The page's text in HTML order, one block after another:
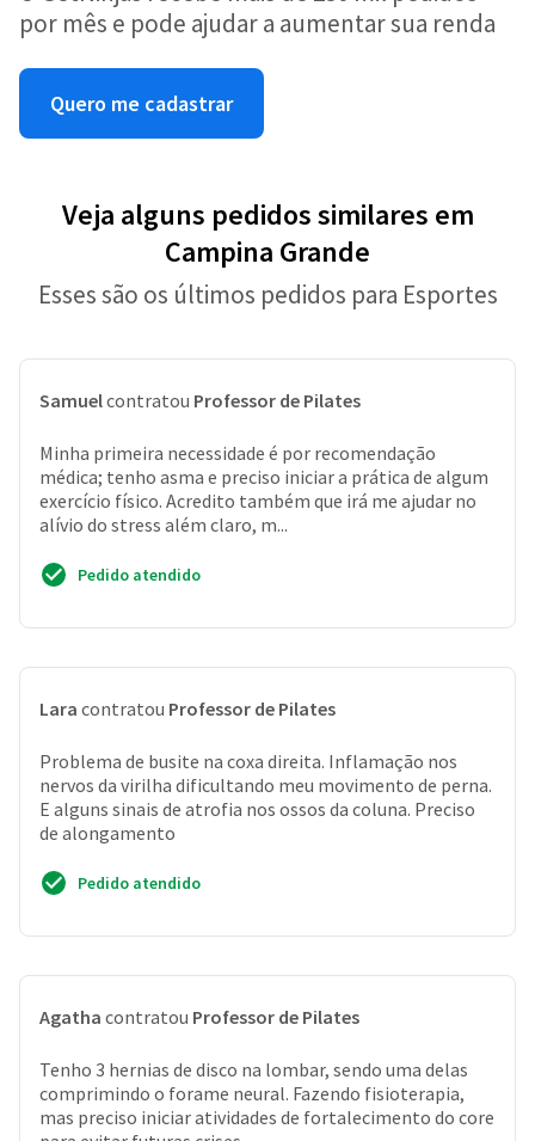
por mês e pode ajudar a aumentar sua renda
Quero me cadastrar
Veja alguns pedidos similares em
Campina Grande
Esses são os últimos pedidos para Esportes
Samuelcontratou Professor de Pilates
Minha primeira necessidade é por recomendação
médica; tenho asma e preciso iniciar a prática de algum
exercício físico. Acredito também que irá me ajudar no
alívio do stress além claro, m...
Pedido atendido
Lara contratou Professor de Pilates
Problema de busite na coxa direita. Inflamação nos
nervos da virilha dificultando meu movimento de perna.
E alguns sinais de atrofia nos ossos da coluna. Preciso
de alongamento
Pedido atendido
Agatha contratou Professor de Pilates
Tenho 3 hernias de disco na lombar, sendo uma delas
comprimindo o forame neural. Fazendo fisioterapia,
mas preciso iniciar atividades de fortalecimento do core